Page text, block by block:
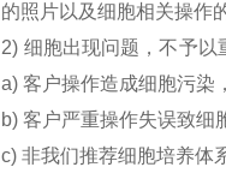
的照片以及细胞相关操作
2) 细胞出现问题，不予以
a) 客户操作造成细胞污染
b) 客户严重操作失误致细
c) 非我们推荐细胞培养体